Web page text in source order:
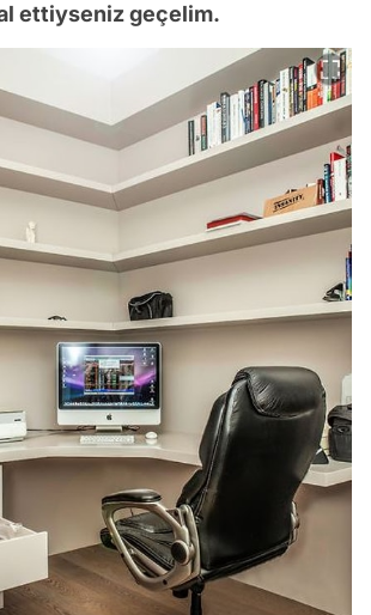
ettiyseniz geçelim.